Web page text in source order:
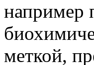
например
меткой,